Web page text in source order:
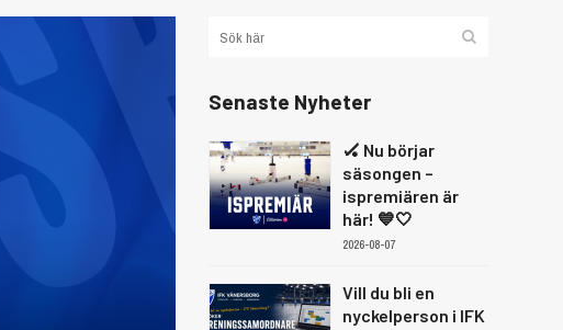
Senaste Nyheter
🏑 Nu börjar
säsongen –
ispremiären är
här! 💙🤍
2026-08-07
Vill du bli en
nyckelperson i IFK